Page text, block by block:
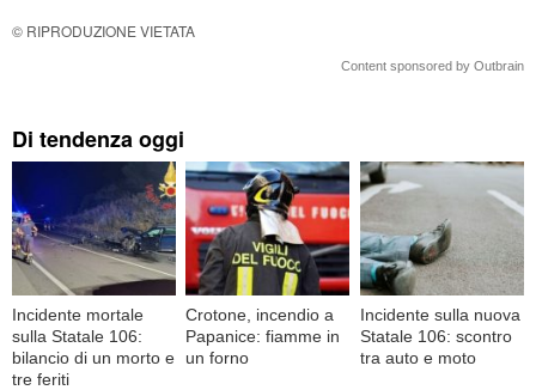
© RIPRODUZIONE VIETATA
Content sponsored by Outbrain
Di tendenza oggi
Incidente mortale
sulla Statale 106:
bilancio di un morto e
tre feriti
Crotone, incendio a
Papanice: fiamme in
un forno
Incidente sulla nuova
Statale 106: scontro
tra auto e moto